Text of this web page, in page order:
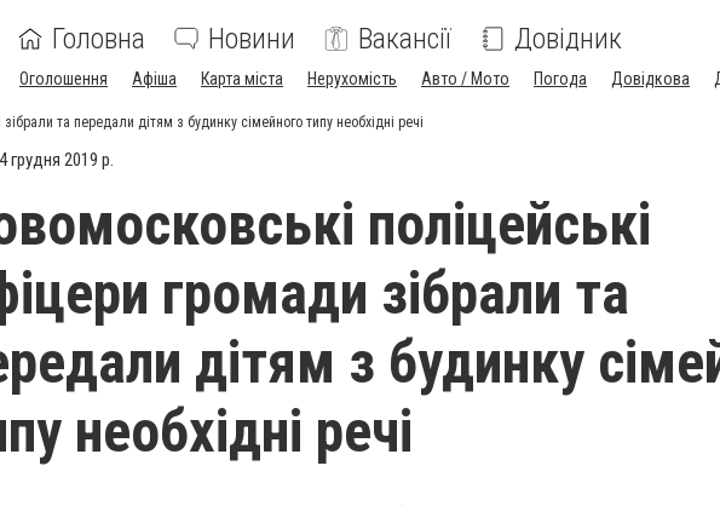
Головна Новини Вакансії Довідник
Оголошення Афіша Карта міста Нерухомість Авто / Мото Погода Довідкова
та передали дітям з будинку сімейного типу необхідні речі
грудня 2019 р.
поліцейські
громади зібрали та
дітям з будинку
необхідні речі